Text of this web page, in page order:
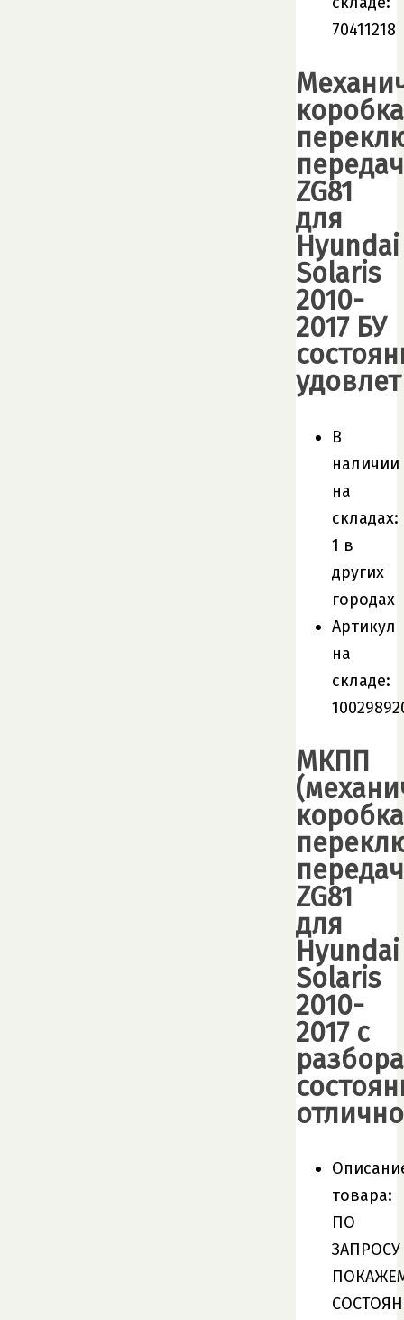
70411218
коробка
передач
ZG81
для
Hyundai
Solaris
2010-
2017 БУ
В
наличии
на
складах:
1 в
других
городах
Артикул
на
складе:
МКПП
коробка
ZG81
для
Hyundai
Solaris
2010-
2017 с
разбора
товара:
ПО
ЗАПРОСУ